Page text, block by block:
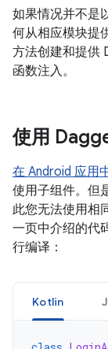
如果情况并不是
何从相应模块提
方法创建和提供
函数注入。
使用
在 Android 应用
使用子组件。但
此您无法使用相
一页中介绍的代
行编译：
Kotlin